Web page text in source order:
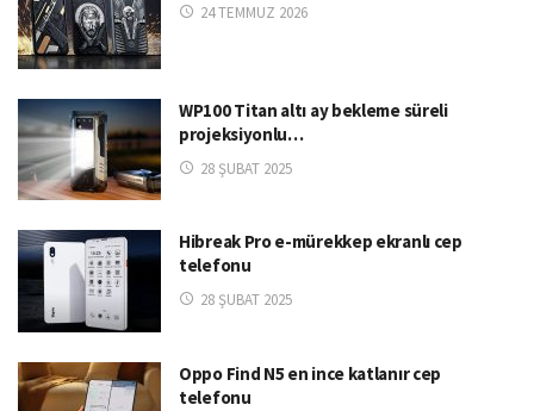
24 TEMMUZ 2026
WP100 Titan altı ay bekleme süreli
projeksiyonlu…
28 ŞUBAT 2025
Hibreak Pro e-mürekkep ekranlı cep
telefonu
28 ŞUBAT 2025
Oppo Find N5 en ince katlanır cep
telefonu